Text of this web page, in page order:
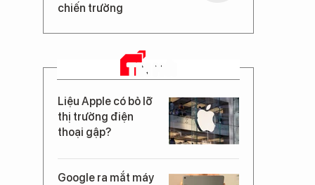
chiến trường
TIN MỚI
Liệu Apple có bỏ lỡ
thị trường điện
thoại gập?
Google ra mắt máy